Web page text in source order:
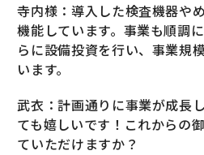
寺内様：導入した検査機器や
機能しています。事業も順調
らに設備投資を行い、事業規
います。
武衣：計画通りに事業が成長
ても嬉しいです！これからの
ていただけますか？